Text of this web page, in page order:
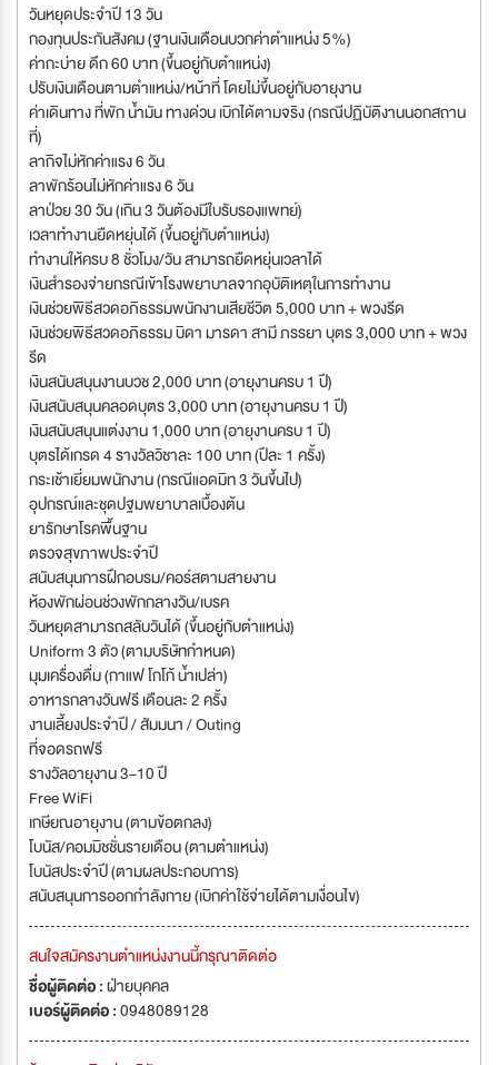
วันหยุดประจำปี 13 วัน
กองทุนประกันสังคม (ฐานเงินเดือนบวกค่าตำแหน่ง 5%)
ค่ากะบ่าย ดึก 60 บาท (ขึ้นอยู่กับตำแหน่ง)
ปรับเงินเดือนตามตำแหน่ง/หน้าที่ โดยไม่ขึ้นอยู่กับอายุงาน
ค่าเดินทาง ที่พัก น้ำมัน ทางด่วน เบิกได้ตามจริง (กรณีปฏิบัติงานนอกสถาน
ที่)
ลากิจไม่หักค่าแรง 6 วัน
ลาพักร้อนไม่หักค่าแรง 6 วัน
ลาป่วย 30 วัน (เกิน 3 วันต้องมีใบรับรองแพทย์)
เวลาทำงานยืดหยุ่นได้ (ขึ้นอยู่กับตำแหน่ง)
ทำงานให้ครบ 8 ชั่วโมง/วัน สามารถยืดหยุ่นเวลาได้
เงินสำรองจ่ายกรณีเข้าโรงพยาบาลจากอุบัติเหตุในการทำงาน
เงินช่วยพิธีสวดอภิธรรมพนักงานเสียชีวิต 5,000 บาท + พวงรีด
เงินช่วยพิธีสวดอภิธรรม บิดา มารดา สามี ภรรยา บุตร 3,000 บาท + พวง
รีด
เงินสนับสนุนงานบวช 2,000 บาท (อายุงานครบ 1 ปี)
เงินสนับสนุนคลอดบุตร 3,000 บาท (อายุงานครบ 1 ปี)
เงินสนับสนุนแต่งงาน 1,000 บาท (อายุงานครบ 1 ปี)
บุตรได้เกรด 4 รางวัลวิชาละ 100 บาท (ปีละ 1 ครั้ง)
กระเช้าเยี่ยมพนักงาน (กรณีแอดมิท 3 วันขึ้นไป)
อุปกรณ์และชุดปฐมพยาบาลเบื้องต้น
ยารักษาโรคพื้นฐาน
ตรวจสุขภาพประจำปี
สนับสนุนการฝึกอบรม/คอร์สตามสายงาน
ห้องพักผ่อนช่วงพักกลางวัน/เบรค
วันหยุดสามารถสลับวันได้ (ขึ้นอยู่กับตำแหน่ง)
Uniform 3 ตัว (ตามบริษัทกำหนด)
มุมเครื่องดื่ม (กาแฟ โกโก้ น้ำเปล่า)
อาหารกลางวันฟรี เดือนละ 2 ครั้ง
งานเลี้ยงประจำปี / สัมมนา / Outing
ที่จอดรถฟรี
รางวัลอายุงาน 3–10 ปี
Free WiFi
เกษียณอายุงาน (ตามข้อตกลง)
โบนัส/คอมมิชชั่นรายเดือน (ตามตำแหน่ง)
โบนัสประจำปี (ตามผลประกอบการ)
สนับสนุนการออกกำลังกาย (เบิกค่าใช้จ่ายได้ตามเงื่อนไข)
สนใจสมัครงานตำแหน่งงานนี้กรุณาติดต่อ
ชื่อผู้ติดต่อ :ฝ่ายบุคคล
เบอร์ผู้ติดต่อ :0948089128